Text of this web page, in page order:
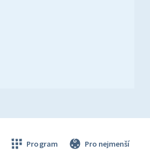
Program Pro nejmenší